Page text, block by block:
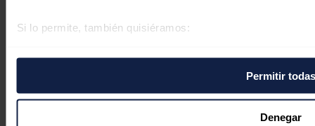
Si lo permite, también quisiéramos:
Identificar su dispositivo analizándolo activamente
digitales)
Obtenga más información sobre cómo se procesan sus
Permitir todas
Denegar
Videopodcast
Hidrógeno
Top 10